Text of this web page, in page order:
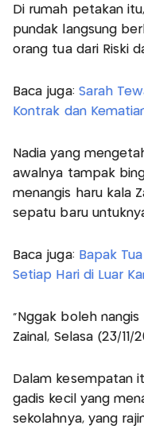
Di rumah petakan
pundak langsung
orang tua dari Riski
Baca juga: Sarah
Kontrak dan
Nadia yang
awalnya tampak
menangis haru kala
sepatu baru
Baca juga: Bapak
Setiap Hari di Luar
"Nggak boleh
Zainal, Selasa (23/11/
Dalam kesempatan
gadis kecil yang
sekolahnya, yang